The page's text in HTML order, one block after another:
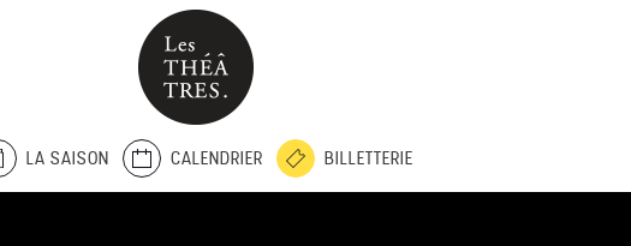
LA SAISON CALENDRIER BILLETTERIE